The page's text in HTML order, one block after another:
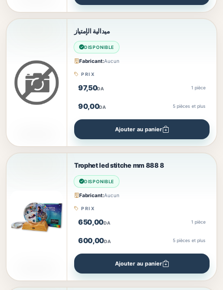
ميدالية الإمتياز
DISPONIBLE
Fabricant:Aucun
PRIX
97,50DA 1 pièce
90,00DA 5 pièces et plus
Ajouter au panier
Trophet led stitche mm 888 8
DISPONIBLE
Fabricant:Aucun
PRIX
650,00DA 1 pièce
600,00DA 5 pièces et plus
Ajouter au panier